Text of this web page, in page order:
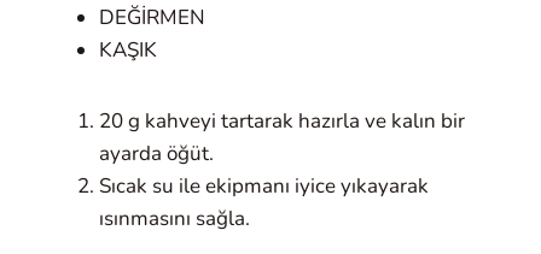
DEĞİRMEN
KAŞIK
20 g kahveyi tartarak hazırla ve kalın bir
ayarda öğüt.
Sıcak su ile ekipmanı iyice yıkayarak
ısınmasını sağla.